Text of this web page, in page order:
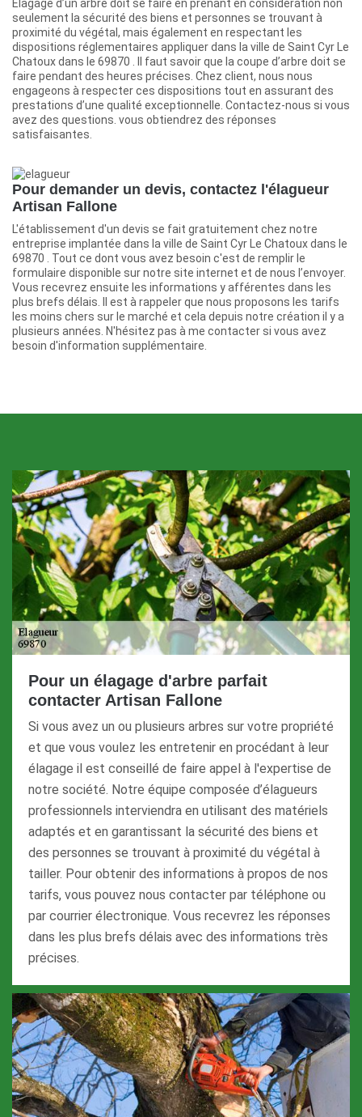
Élagage d’un arbre doit se faire en prenant en considération non
seulement la sécurité des biens et personnes se trouvant à
proximité du végétal, mais également en respectant les
dispositions réglementaires appliquer dans la ville de Saint Cyr Le
Chatoux dans le 69870 . Il faut savoir que la coupe d’arbre doit se
faire pendant des heures précises. Chez client, nous nous
engageons à respecter ces dispositions tout en assurant des
prestations d’une qualité exceptionnelle. Contactez-nous si vous
avez des questions. vous obtiendrez des réponses
satisfaisantes.
Pour demander un devis, contactez l'élagueur
Artisan Fallone
L'établissement d'un devis se fait gratuitement chez notre
entreprise implantée dans la ville de Saint Cyr Le Chatoux dans le
69870 . Tout ce dont vous avez besoin c'est de remplir le
formulaire disponible sur notre site internet et de nous l’envoyer.
Vous recevrez ensuite les informations y afférentes dans les
plus brefs délais. Il est à rappeler que nous proposons les tarifs
les moins chers sur le marché et cela depuis notre création il y a
plusieurs années. N'hésitez pas à me contacter si vous avez
besoin d'information supplémentaire.
Pour un élagage d'arbre parfait
contacter Artisan Fallone
Si vous avez un ou plusieurs arbres sur votre propriété
et que vous voulez les entretenir en procédant à leur
élagage il est conseillé de faire appel à l'expertise de
notre société. Notre équipe composée d’élagueurs
professionnels interviendra en utilisant des matériels
adaptés et en garantissant la sécurité des biens et
des personnes se trouvant à proximité du végétal à
tailler. Pour obtenir des informations à propos de nos
tarifs, vous pouvez nous contacter par téléphone ou
par courrier électronique. Vous recevrez les réponses
dans les plus brefs délais avec des informations très
précises.